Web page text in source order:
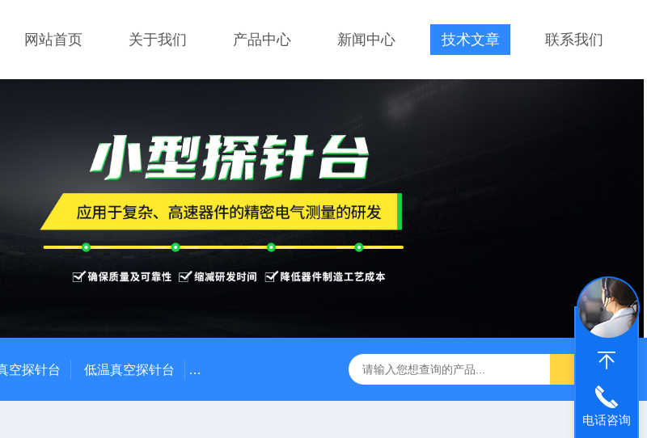
网站首页 关于我们 产品中心 新闻中心 技术文章 联系我们
空探针台 低温真空探针台 小型蒸镀仪 定制不锈钢真空腔体 KT-Z4019MRL4T小型真空探针台
电话咨询